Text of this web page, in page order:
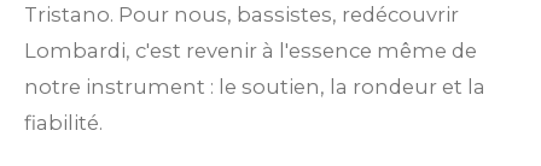
Tristano. Pour nous, bassistes, redécouvrir
Lombardi, c'est revenir à l'essence même de
notre instrument : le soutien, la rondeur et la
fiabilité.